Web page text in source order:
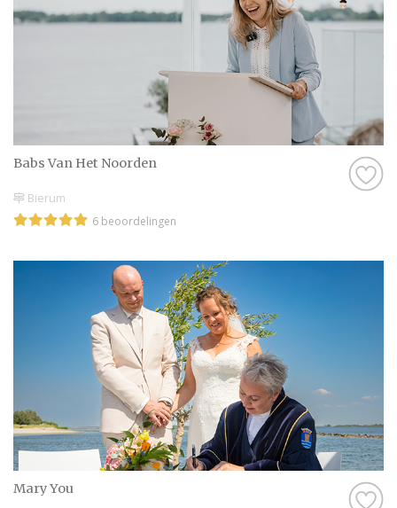
Babs Van Het Noorden
Bierum
6 beoordelingen
Mary You